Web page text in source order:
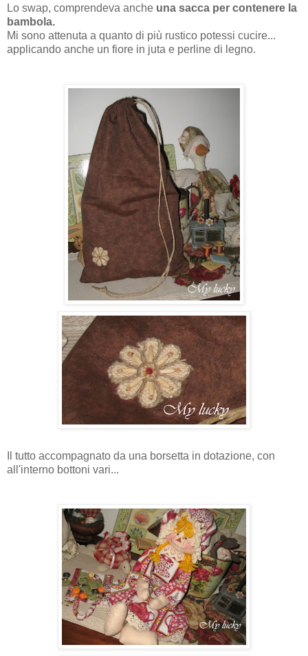
Lo swap, comprendeva anche una sacca per contenere la
bambola.
Mi sono attenuta a quanto di più rustico potessi cucire...
applicando anche un fiore in juta e perline di legno.
Il tutto accompagnato da una borsetta in dotazione, con
all'interno bottoni vari...